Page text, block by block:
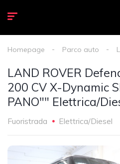
Homepage Parco auto
LAND ROVER
200 CV X-Dynamic
PANO"" Elettrica/
Fuoristrada Elettrica/Diesel